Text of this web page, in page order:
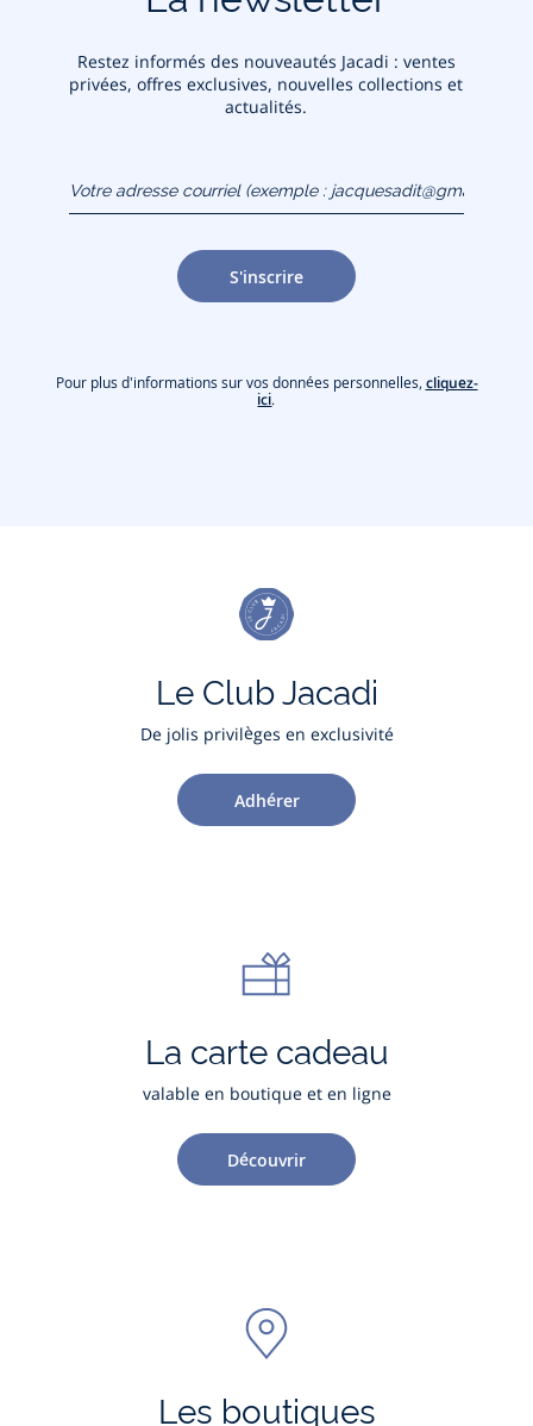
Restez informés des nouveautés Jacadi : ventes
privées, offres exclusives, nouvelles collections et
actualités.
(exemple :
jacquesadit@gmail.com)
S'inscrire
Pour plus d'informations sur vos données personnelles, cliquez-
ici.
Le Club Jacadi
De jolis privilèges en exclusivité
Adhérer
La carte cadeau
valable en boutique et en ligne
Découvrir
Les boutiques